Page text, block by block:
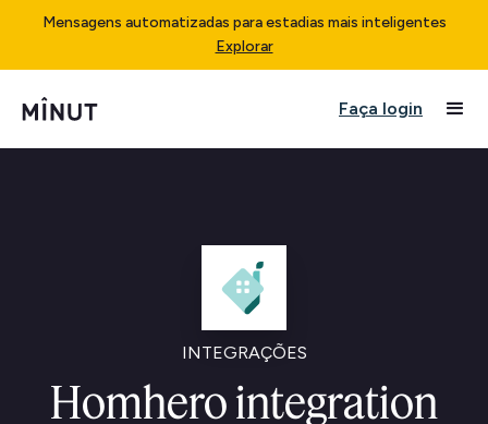
Mensagens automatizadas para estadias mais inteligentes
Explorar
Faça login
INTEGRAÇÕES
Homhero integration